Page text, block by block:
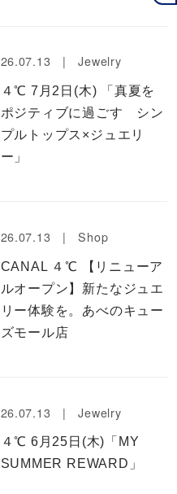
26.07.13 |Jewelry
４℃ 7月2日(木) 「真夏を
ポジティブに過ごす シン
プルトップス×ジュエリ
ー」
26.07.13 |Shop
CANAL ４℃ 【リニューア
ルオープン】新たなジュエ
リー体験を。あべのキュー
ズモール店
26.07.13 |Jewelry
４℃ 6月25日(木)「MY
SUMMER REWARD」